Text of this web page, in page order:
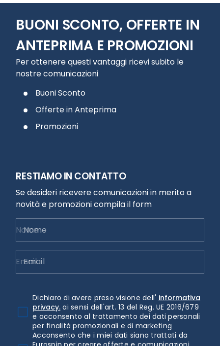
BUONI SCONTO, OFFERTE IN
ANTEPRIMA E PROMOZIONI
Per ottenere questi vantaggi ricevi subito le
nostre comunicazioni
Buoni Sconto
Offerte in Anteprima
Promozioni
RESTIAMO IN CONTATTO
Se desideri ricevere comunicazioni in merito a
novità e promozioni compila il form
Nome
Email
Dichiaro di avere preso visione dell' informativa
privacy. ai sensi dell'art. 13 del Reg. UE 2016/679
e acconsento al trattamento dei dati personali
per finalità promozionali e di marketing
Acconsento che i miei dati siano trattati da